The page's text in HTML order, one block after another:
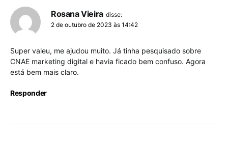
Rosana Vieira disse:
2 de outubro de 2023 às 14:42
Super valeu, me ajudou muito. Já tinha pesquisado sobre
CNAE marketing digital e havia ficado bem confuso. Agora
está bem mais claro.
Responder